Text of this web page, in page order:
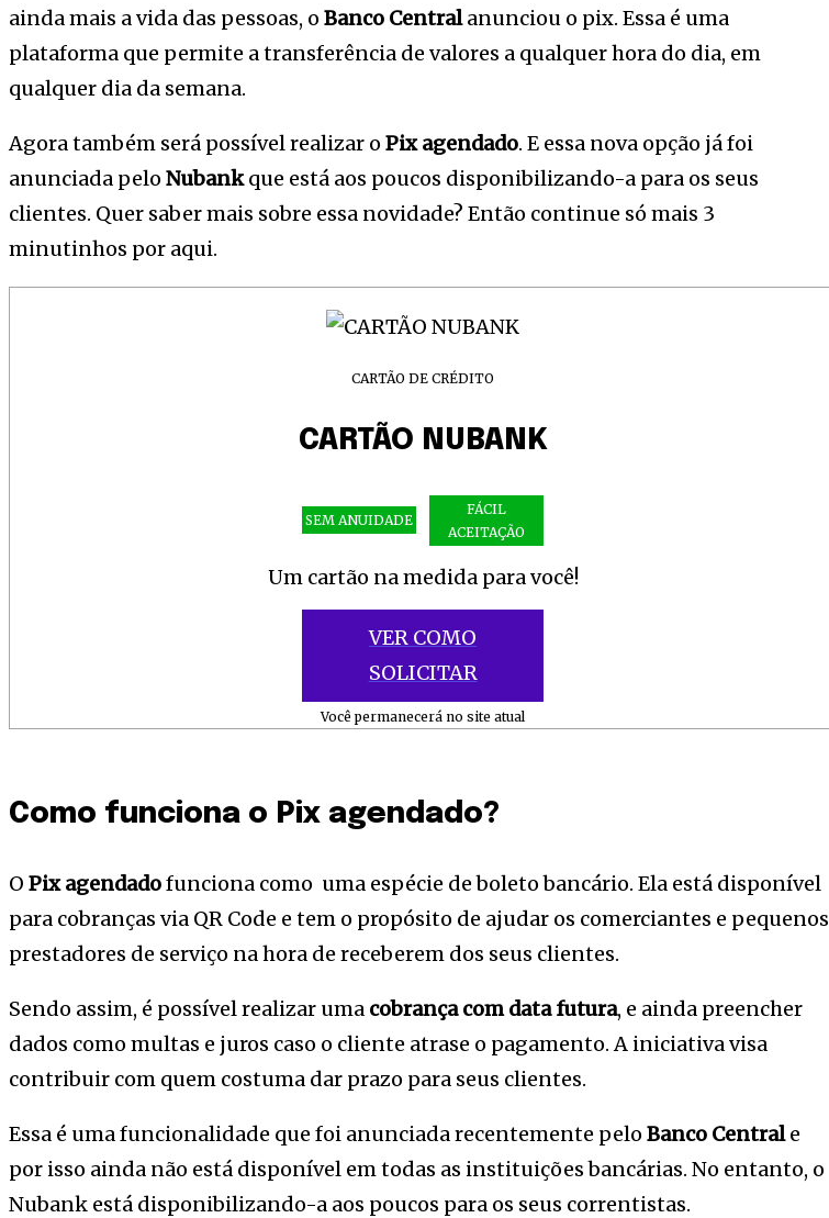
ainda mais a vida das pessoas, o Banco Centralanunciou o pix. Essa é uma
plataforma que permite a transferência de valores a qualquer hora do dia, em
qualquer dia da semana.
Agora também será possível realizar o Pix agendado. E essa nova opção já foi
anunciada pelo Nubankque está aos poucos disponibilizando-a para os seus
clientes. Quer saber mais sobre essa novidade? Então continue só mais 3
minutinhos por aqui.
CARTÃO DE CRÉDITO
CARTÃO NUBANK
SEM ANUIDADE
FÁCIL
ACEITAÇÃO
Um cartão na medida para você!
VER COMO
SOLICITAR
Você permanecerá no site atual
Como funciona o Pix agendado?
O Pix agendadofunciona como uma espécie de boleto bancário. Ela está disponível
para cobranças via QR Code e tem o propósito de ajudar os comerciantes e pequenos
prestadores de serviço na hora de receberem dos seus clientes.
Sendo assim, é possível realizar uma cobrança com data futura, e ainda preencher
dados como multas e juros caso o cliente atrase o pagamento. A iniciativa visa
contribuir com quem costuma dar prazo para seus clientes.
Essa é uma funcionalidade que foi anunciada recentemente pelo Banco Centrale
por isso ainda não está disponível em todas as instituições bancárias. No entanto, o
Nubank está disponibilizando-a aos poucos para os seus correntistas.